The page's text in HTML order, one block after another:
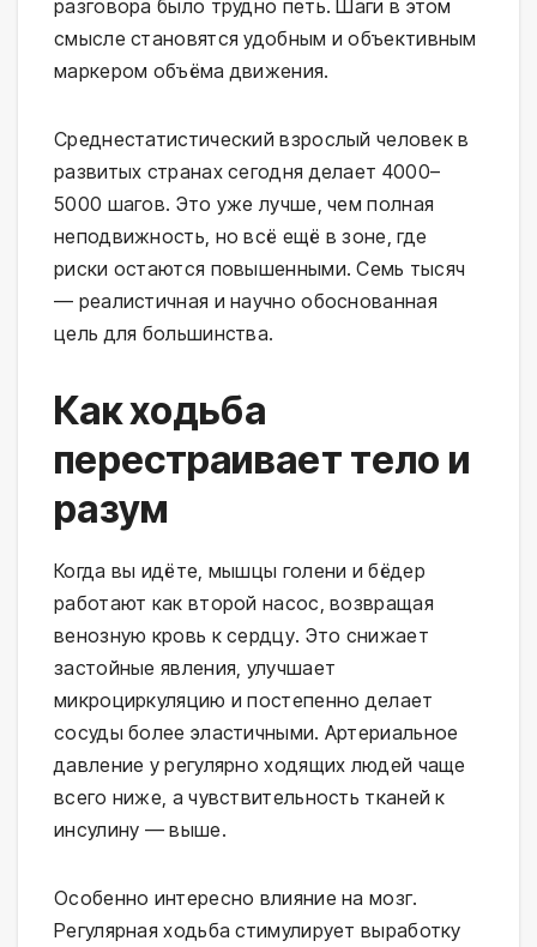
разговора было трудно петь. Шаги в этом
смысле становятся удобным и объективным
маркером объёма движения.
Среднестатистический взрослый человек в
развитых странах сегодня делает 4000–
5000 шагов. Это уже лучше, чем полная
неподвижность, но всё ещё в зоне, где
риски остаются повышенными. Семь тысяч
— реалистичная и научно обоснованная
цель для большинства.
Как ходьба
перестраивает тело и
разум
Когда вы идёте, мышцы голени и бёдер
работают как второй насос, возвращая
венозную кровь к сердцу. Это снижает
застойные явления, улучшает
микроциркуляцию и постепенно делает
сосуды более эластичными. Артериальное
давление у регулярно ходящих людей чаще
всего ниже, а чувствительность тканей к
инсулину — выше.
Особенно интересно влияние на мозг.
Регулярная ходьба стимулирует выработку